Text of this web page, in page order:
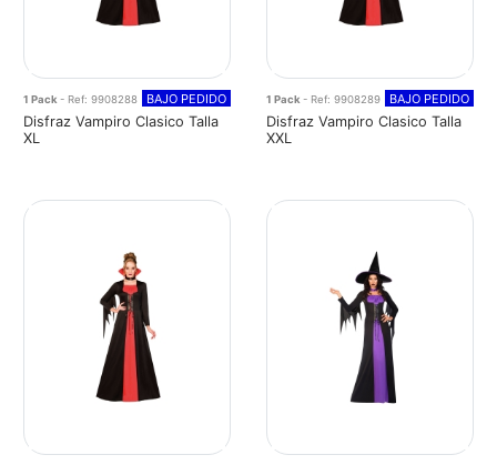
1 Pack- Ref: 9908288 BAJO PEDIDO
Disfraz Vampiro Clasico Talla
XL
1 Pack- Ref: 9908289 BAJO PEDIDO
Disfraz Vampiro Clasico Talla
XXL